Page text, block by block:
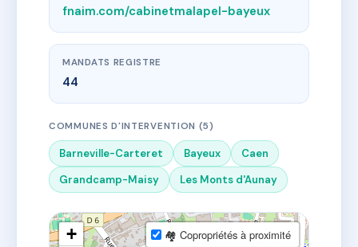
fnaim.com/cabinetmalapel-bayeux
MANDATS REGISTRE
44
COMMUNES D'INTERVENTION (5)
Barneville-Carteret Bayeux
Caen
Grandcamp-Maisy
Les Monts d'Aunay
+
🏘 Copropriétés à proximité